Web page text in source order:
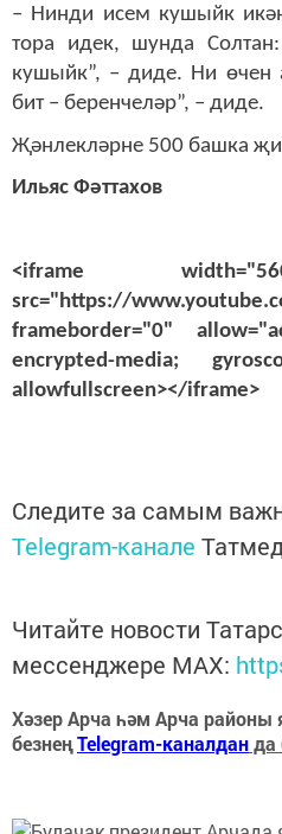
– Нинди исем кушыйк
тора идек, шунда
кушыйк”, – диде. Ни өчен
бит – беренчеләр”, – диде.
Җәнлекләрне 500 башка
Ильяс Фәттахов
<iframe
src="https://
frameborder="0"
encrypted-media;
allowfullscreen></iframe>
Следите за самым
Telegram-канале
Читайте новости
мессенджере MАХ:
Хәзер Арча һәм Арча
безнеңTelegram-каналданда